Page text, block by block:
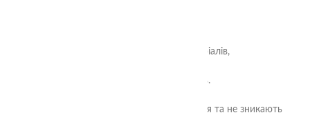
✔ старих будівельних матеріалів,
✔ промислових викидів.
І головне: ці речовини не розкладаються та не зникають